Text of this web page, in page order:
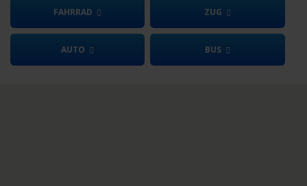
FAHRRAD ZUG
AUTO BUS